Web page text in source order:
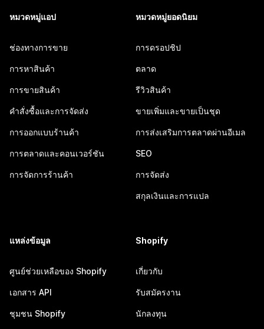
หมวดหมู่แอป
ช่องทางการขาย
การหาสินค้า
การขายสินค้า
คำสั่งซื้อและการจัดส่ง
การออกแบบร้านค้า
การตลาดและคอนเวอร์ชัน
การจัดการร้านค้า
หมวดหมู่ยอดนิยม
การดรอปชิป
ตลาด
รีวิวสินค้า
ขายเพิ่มและขายเป็นชุด
การส่งเสริมการตลาดผ่านอีเมล
SEO
การจัดส่ง
สกุลเงินและการแปล
แหล่งข้อมูล
ศูนย์ช่วยเหลือของ Shopify
เอกสาร API
ชุมชน Shopify
Shopify
เกี่ยวกับ
รับสมัครงาน
นักลงทุน